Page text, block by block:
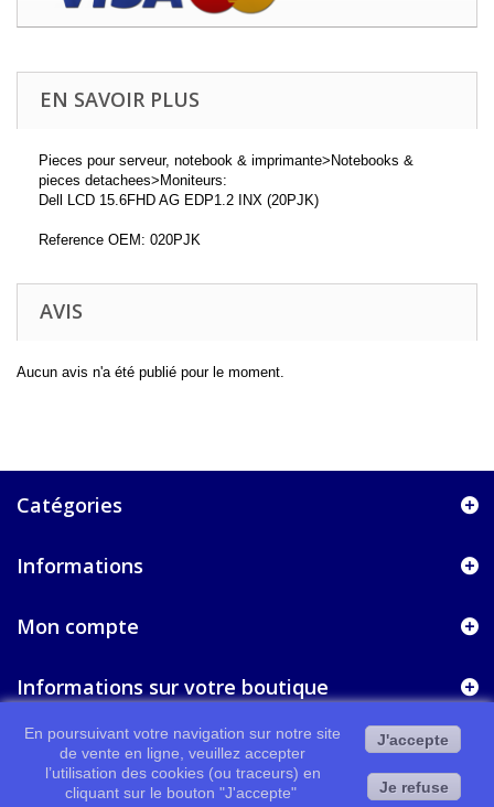
EN SAVOIR PLUS
Pieces pour serveur, notebook & imprimante>Notebooks &
pieces detachees>Moniteurs:
Dell LCD 15.6FHD AG EDP1.2 INX (20PJK)
Reference OEM: 020PJK
AVIS
Aucun avis n'a été publié pour le moment.
Catégories
Informations
Mon compte
Informations sur votre boutique
En poursuivant votre navigation sur notre site
de vente en ligne, veuillez accepter
l’utilisation des cookies (ou traceurs) en
cliquant sur le bouton "J'accepte"
J'accepte
Je refuse